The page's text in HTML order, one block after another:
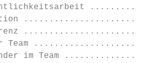
Team
im Team